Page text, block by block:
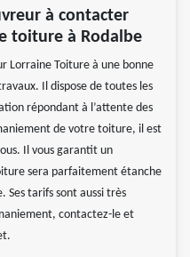
à contacter
toiture à Rodalbe
Lorraine Toiture à une bonne
Il dispose de toutes les
répondant à l’attente des
de votre toiture, il est
Il vous garantit un
sera parfaitement étanche
Ses tarifs sont aussi très
contactez-le et